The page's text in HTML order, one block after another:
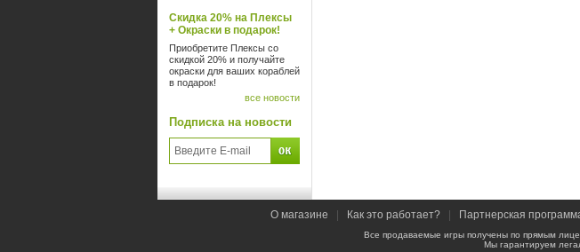
Скидка 20% на Плексы
+ Окраски в подарок!
Приобретите Плексы со
скидкой 20% и получайте
окраски для ваших кораблей
в подарок!
все новости
Подписка на новости
О магазине Как это работает? Партнерская
Все продаваемые игры получены по прямым
Мы гарантируем